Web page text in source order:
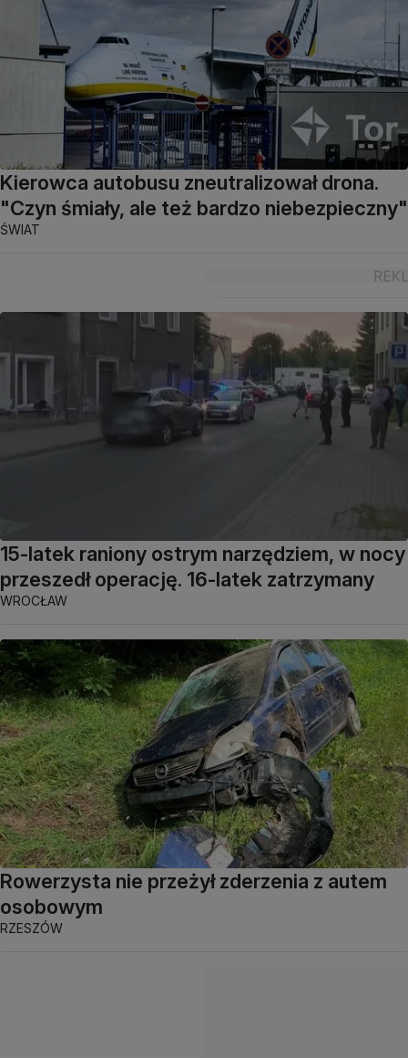
Kierowca autobusu zneutralizował drona.
"Czyn śmiały, ale też bardzo niebezpieczny"
ŚWIAT
15-latek raniony ostrym narzędziem, w nocy
przeszedł operację. 16-latek zatrzymany
WROCŁAW
Rowerzysta nie przeżył zderzenia z autem
osobowym
RZESZÓW